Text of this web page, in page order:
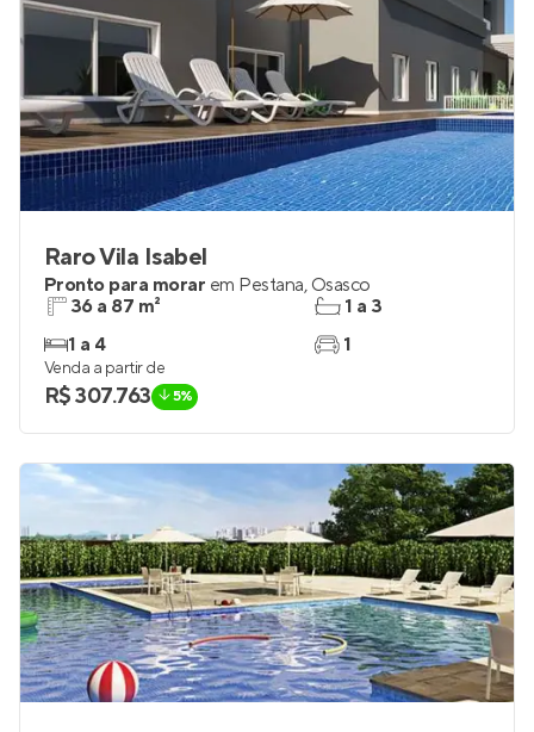
Raro Vila Isabel
Pronto para morar em Pestana, Osasco
36 a 87 m²
1 a 4
1 a 3
1
Venda a partir de
R$ 307.763 5%